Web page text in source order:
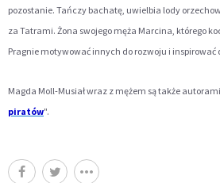
pozostanie. Tańczy bachatę, uwielbia lody
za Tatrami. Żona swojego męża Marcina, którego
Pragnie motywować innych do rozwoju i inspirować
Magda Moll-Musiał wraz z mężem są także
piratów".